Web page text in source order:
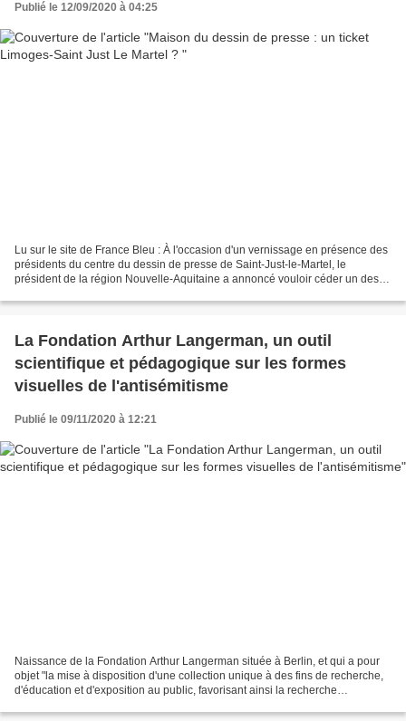
Publié le 12/09/2020 à 04:25
Lu sur le site de France Bleu : À l'occasion d'un vernissage en présence des
présidents du centre du dessin de presse de Saint-Just-le-Martel, le
président de la région Nouvelle-Aquitaine a annoncé vouloir céder un des
La Fondation Arthur Langerman, un outil
scientifique et pédagogique sur les formes
visuelles de l'antisémitisme
Publié le 09/11/2020 à 12:21
Naissance de la Fondation Arthur Langerman située à Berlin, et qui a pour
objet "la mise à disposition d'une collection unique à des fins de recherche,
d'éducation et d'exposition au public, favorisant ainsi la recherche